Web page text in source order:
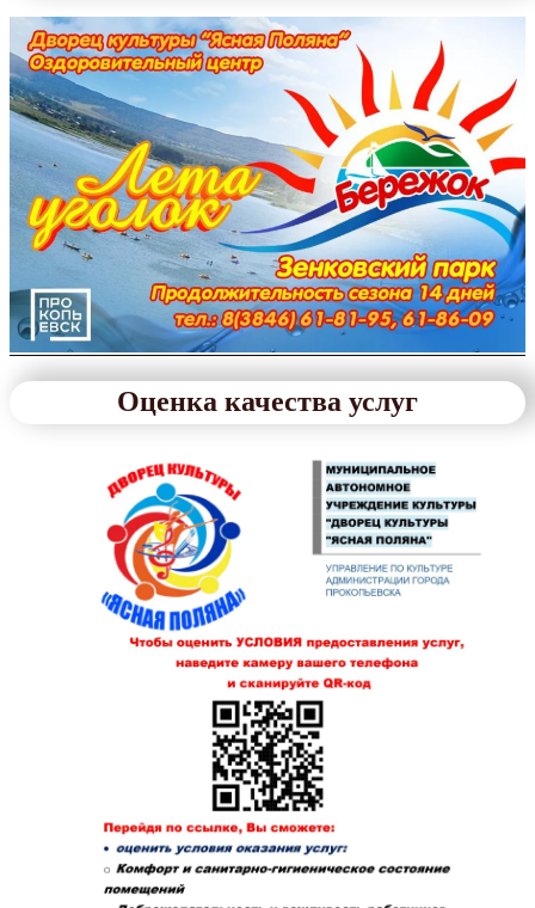
Оценка качества услуг